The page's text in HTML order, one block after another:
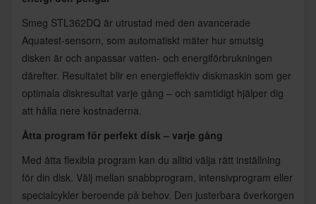
Smeg STL362DQ är utrustad med den avancerade
Aquatest-sensorn, som automatiskt mäter hur smutsig
disken är och anpassar vatten- och energiförbrukningen
därefter. Resultatet blir en energieffektiv diskmaskin som ger
optimala diskresultat varje gång – och samtidigt hjälper dig
att hålla nere kostnaderna.
Åtta program för perfekt disk – varje gång
Med åtta flexibla program kan du alltid välja rätt inställning
för din disk. Välj mellan snabbprogram, intensivprogram eller
specialcykler beroende på behov. Den justerbara överkorgen